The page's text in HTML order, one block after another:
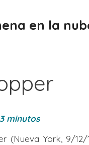
en la
3 minutos
(Nueva York, 9/